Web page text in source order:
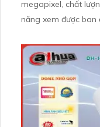
megapixel, chất lượng
năng xem được ban
hiệu quả